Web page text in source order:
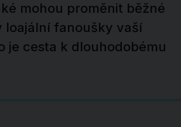
mohou proměnit běžné
loajální fanoušky vaší
je cesta k dlouhodobému